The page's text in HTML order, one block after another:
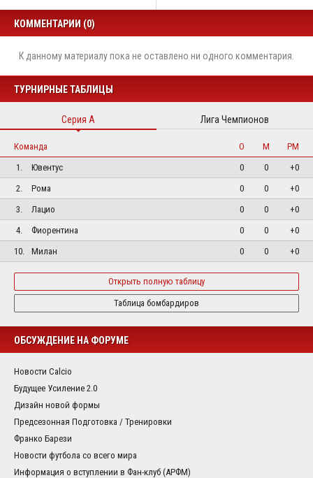
КОММЕНТАРИИ (0)
К данному материалу пока не оставлено ни одного комментария.
ТУРНИРНЫЕ ТАБЛИЦЫ
Серия А Лига Чемпионов
Команда О М
РМ
1.
Ювентус 0 0
+0
2.
Рома 0 0
+0
3.
Лацио 0 0
+0
4.
Фиорентина 0 0
+0
10.
Милан 0 0 +0
Открыть полную таблицу
Таблица бомбардиров
ОБСУЖДЕНИЕ НА ФОРУМЕ
Новости Calcio
Будущее Усиление 2.0
Дизайн новой формы
Предсезонная Подготовка / Тренировки
Франко Барези
Новости футбола со всего мира
Информация о вступлении в Фан-клуб (АРФМ)